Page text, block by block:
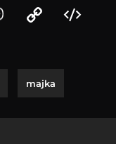
majka